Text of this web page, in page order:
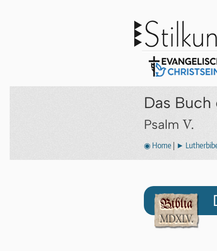
Das Buch
Psalm V.
◉ Home ►